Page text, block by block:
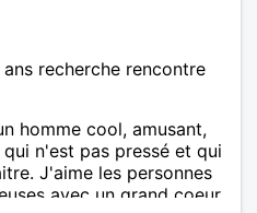
recherche rencontre
homme cool, amusant,
n'est pas pressé et qui
J'aime les personnes
avec un grand coeur.